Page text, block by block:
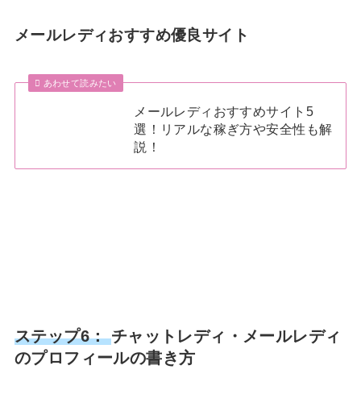
メールレディおすすめ優良サイト
あわせて読みたい
メールレディおすすめサイト5
選！リアルな稼ぎ方や安全性も解
説！
ステップ6： チャットレディ・メールレディ
のプロフィールの書き方